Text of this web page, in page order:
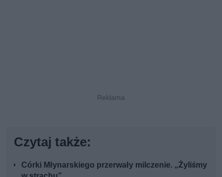
Czytaj także:
Córki Młynarskiego przerwały milczenie. „Żyliśmy